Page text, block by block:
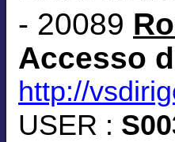
- 20089
Accesso
http://
USER :